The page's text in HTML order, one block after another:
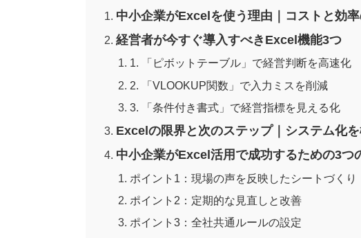
中小企業がExcelを使う理由｜コストと効
経営者が今すぐ導入すべきExcel機能3つ
1. 「ピボットテーブル」で経営判断を高速化
2. 「VLOOKUP関数」で入力ミスを削減
3. 「条件付き書式」で経営指標を見える化
Excelの限界と次のステップ｜システム化
中小企業がExcel活用で成功するための3つ
ポイント1：現場の声を反映したシートづくり
ポイント2：定期的な見直しと改善
ポイント3：全社共通ルールの設定